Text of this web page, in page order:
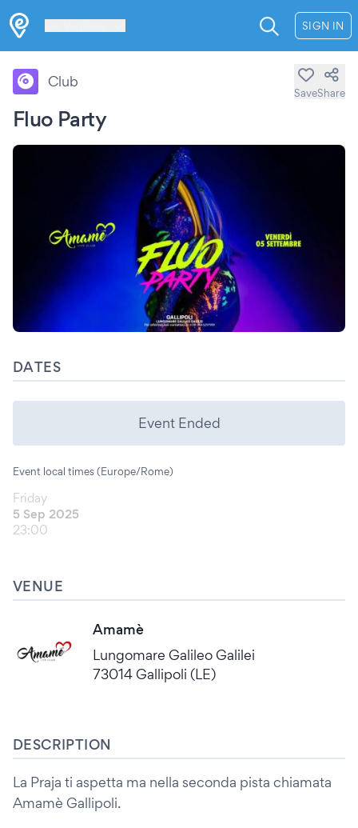
SIGN IN
Fluo Party
Club
SaveShare
DATES
Event Ended
Event local times (Europe/Rome)
Friday
5 Sep 2025
23:00
VENUE
Amamè
Lungomare Galileo Galilei
73014 Gallipoli (LE)
DESCRIPTION
La Praja ti aspetta ma nella seconda pista chiamata
Amamè Gallipoli.